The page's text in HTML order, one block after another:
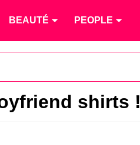
BEAUTÉ PEOPLE
shirts !